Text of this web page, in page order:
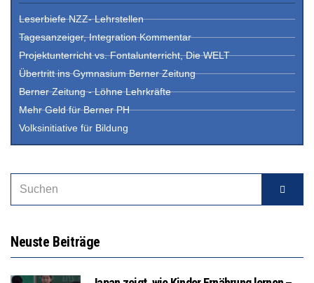
Leserbiefe NZZ- Lehrstellen
Tagesanzeiger, Integration Kommentar
Projektunterricht vs. Fontalunterricht, Die WELT
Übertritt ins Gymnasium Berner Zeitung
Berner Zeitung - Löhne Lehrkräfte
Mehr Geld für Berner PH
Volksinitiative für Bildung
Neuste Beiträge